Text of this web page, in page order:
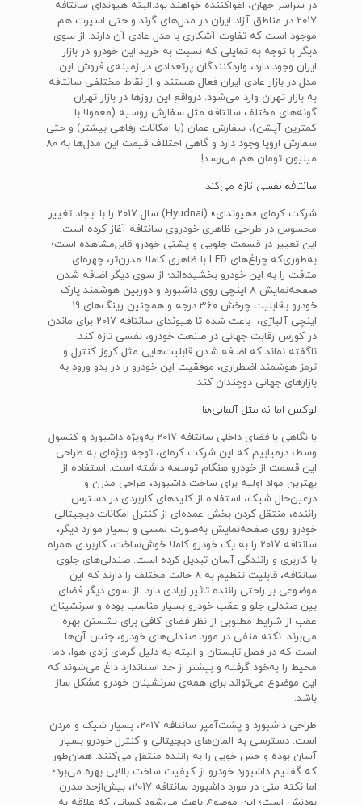
در سراسر جهان، اغواکننده خواهند بود.البته هیوندای سانتافه
2017 در مناطق آزاد ایران در مدل‌های گرند و حتی اسپرت هم
موجود است که تفاوت آشکاری با مدل عادی آن دارند. از سوی
دیگر با توجه به تمایلی که نسبت به خرید این خودرو در بازار
ایران وجود دارد، واردکنندگان پرتعدادی در زمینه‌ی فروش این
مدل در بازار عادی ایران فعال هستند و از نقاط مختلفی سانتافه
به بازار تهران وارد می‌شود. درواقع این روزها در بازار تهران
گونه‌های مختلف سانتافه مثل سفارش روسیه (معمولا با
کمترین آپشن)، سفارش عمان (با امکانات رفاهی بیشتر) و حتی
سفارش اروپا وجود دارد و گاهی اختلاف قیمت این مدل‌ها به 80
میلیون تومان هم می‌رسد!
سانتافه نفسی تازه می‌کند
شرکت کره‌ای «هیوندای» (Hyudnai) سال 2017 را با ایجاد تغییر
محسوس در طراحی ظاهری خودروی سانتافه آغاز کرده است.
این تغییر در قسمت جلویی و پشتی خودرو قابل‌مشاهده است؛
به‌طوری‌که چراغ‌های LED با ظاهری کاملا مدرن‌تر، چهره‌ای
متافت را به این خودرو بخشیده‌اند؛ از سوی دیگر اضافه شدن
صفحه‌نمایش 8 اینچی روی داشبورد و دوربین هوشمند پارک
خودرو باقابلیت چرخش 360 درجه و همچنین رینگ‌های 19
اینچی آلیاژی، باعث شده تا هیوندای سانتافه 2017 برای ماندن
در کورس رقابت جهانی در صنعت خودرو، نفسی تازه کند.
ناگفته نماند که اضافه شدن قابلیت‌هایی مثل کروز کنترل و
ترمز هوشمند اضطراری، موفقیت این خودرو را در بدو ورود به
بازارهای جهانی دوچندان کند.
لوکس اما نه مثل آلمانی‌ها
با نگاهی با فضای داخلی سانتافه 2017 به‌ویژه داشبورد و کنسول
وسط، درمیابیم که این شرکت کره‌ای، توجه ویژه‌ای به طراحی
این قسمت از خودرو هنگام توسعه داشته است. استفاده از
بهترین مواد اولیه برای ساخت داشبورد، طراحی مدرن و
درعین‌حال شیک، استفاده از کلید‌های کاربردی در دسترس
راننده، منتقل کردن بخش عمده‌ای از کنترل امکانات دیجیتالی
خودرو روی صفحه‌نمایش به‌صورت لمسی و بسیار موارد دیگر،
سانتافه 2017 را به یک خودرو کاملا خوش‌ساخت، کاربردی همراه
با کاربری و رانندگی آسان تبدیل کرده است. صندلی‌های جلوی
سانتافه، قابلیت تنظیم به 8 حالت مختلف را دارند که این
موضوعی بر راحتی راننده تاثیر زیادی دارد. از سوی دیگر فضای
بین صندلی جلو و عقب خودرو بسیار مناسب بوده و سرنشینان
عقب از شرایط مطلوبی از نظر فضای کافی برای نشستن بهره
می‌برند. نکته منفی در مورد صندلی‌های خودرو، جنس آن‌ها
است که در فصل تابستان و البته به دلیل گرمای زادی هوا، دما
محیط را به‌خود گرفته و بیشتر از حد استاندارد داغ می‌شوند که
این موضوع می‌تواند برای همه‌ی سرنشینان خودرو مشکل ساز
باشد.
طراحی داشبورد و پشت‌آمپر سانتافه 2017، بسیار شیک و مردن
است. دسترسی به المان‌های دیجیتالی و کنترل خودرو بسیار
آسان بوده و حس خوبی را به راننده منتقل می‌کنند. همان‌طور
که گفتیم داشبورد خودرو از کیفیت ساخت بالایی بهره می‌برد؛
اما نکته منی در مورد داشبورد سانتافه 2017، بیش‌ازحد مدرن